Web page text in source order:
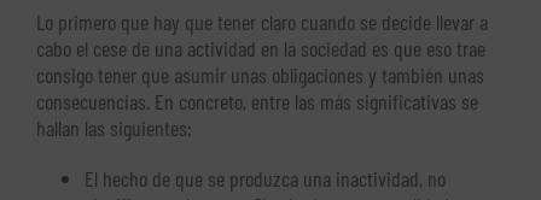
Lo primero que hay que tener claro cuando se decide llevar a
cabo el cese de una actividad en la sociedad es que eso trae
consigo tener que asumir unas obligaciones y también unas
consecuencias. En concreto, entre las más significativas se
hallan las siguientes:
El hecho de que se produzca una inactividad, no